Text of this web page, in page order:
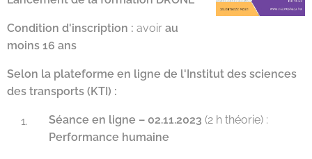
Condition d'inscription : avoir au
moins 16 ans
Selon la plateforme en ligne de l'Institut des sciences
des transports (KTI) :
Séance en ligne – 02.11.2023 (2 h théorie) :
Performance humaine